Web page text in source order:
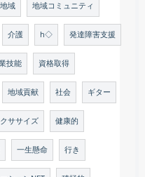
地域 地域コミュニティ
介護 h◇ 発達障害支援
技能 資格取得
地域貢献 社会 ギター
ササイズ 健康的
一生懸命 行き